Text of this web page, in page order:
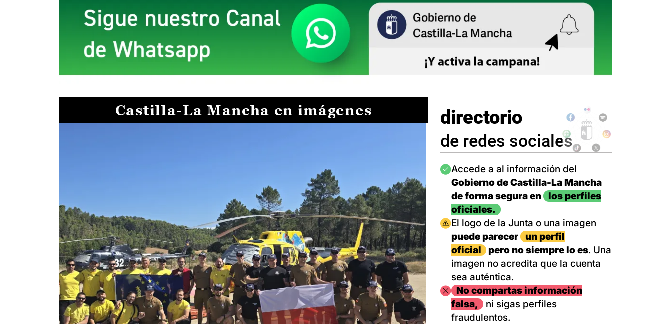
Castilla-La Mancha en imágenes directorio
de redes sociales
Imagen
Accede a al información del
Gobierno de Castilla-La Mancha
de forma segura en
los perfiles
oficiales.
Imagen
El logo de la Junta o una imagen
puede parecer
un perfil
oficial
pero no siempre lo es. Una
imagen no acredita que la cuenta
sea auténtica.
ImagenNo compartas información
falsa,
ni sigas perfiles
fraudulentos.